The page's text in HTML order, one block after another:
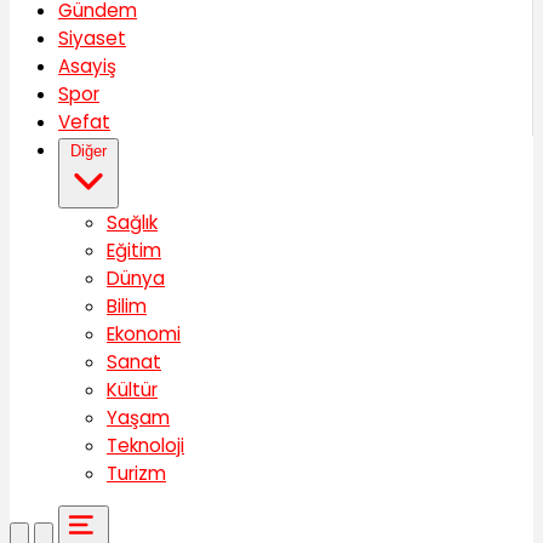
Gündem
Siyaset
Asayiş
Spor
Vefat
Diğer
Sağlık
Eğitim
Dünya
Bilim
Ekonomi
Sanat
Kültür
Yaşam
Teknoloji
Turizm